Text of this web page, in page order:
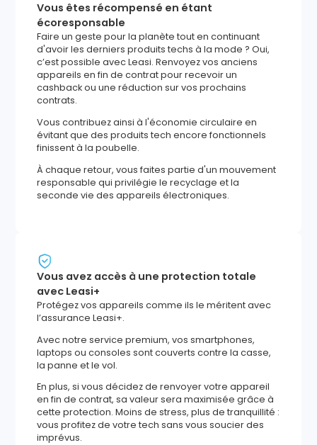
Vous êtes récompensé en étant
écoresponsable
Faire un geste pour la planète tout en continuant
d'avoir les derniers produits techs à la mode ? Oui,
c’est possible avec Leasi. Renvoyez vos anciens
appareils en fin de contrat pour recevoir un
cashback ou une réduction sur vos prochains
contrats.
Vous contribuez ainsi à l'économie circulaire en
évitant que des produits tech encore fonctionnels
finissent à la poubelle.
À chaque retour, vous faites partie d'un mouvement
responsable qui privilégie le recyclage et la
seconde vie des appareils électroniques.
Vous avez accès à une protection totale
avec Leasi+
Protégez vos appareils comme ils le méritent avec
l’assurance Leasi+.
Avec notre service premium, vos smartphones,
laptops ou consoles sont couverts contre la casse,
la panne et le vol.
En plus, si vous décidez de renvoyer votre appareil
en fin de contrat, sa valeur sera maximisée grâce à
cette protection. Moins de stress, plus de tranquillité :
vous profitez de votre tech sans vous soucier des
imprévus.